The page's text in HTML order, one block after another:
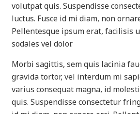
volutpat quis. Suspendisse
luctus. Fusce id mi diam, non
Pellentesque ipsum erat, facilisis
sodales vel dolor.
Morbi sagittis, sem quis lacinia
gravida tortor, vel interdum mi
varius consequat magna, id
quis. Suspendisse consectetur